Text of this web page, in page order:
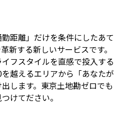
距離」だけを条件にしたあて
新する新しいサービスです。
フスタイルを直感で投入する
越えるエリアから「あなたが
します。東京土地勘ゼロでも
けてださい。